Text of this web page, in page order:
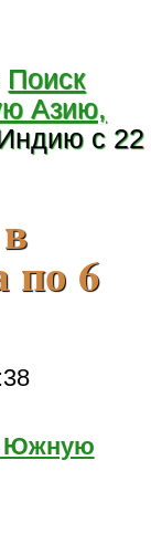
Поиск
Азию,
с 22
по 6
Южную